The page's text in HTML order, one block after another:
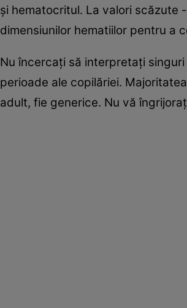
și hematocritul. La valori scăzute
dimensiunilor hematiilor pentru a
Nu încercați să interpretați
perioade ale copilăriei.
adult, fie generice. Nu vă